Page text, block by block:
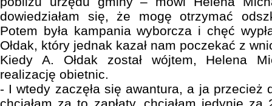
dowiedziałam się, że mogę otrzymać
Potem była kampania wyborcza i chęć
Ołdak, który jednak kazał nam poczekać z
Kiedy A. Ołdak został wójtem, Helena
realizację obietnic.
- I wtedy zaczęła się awantura, a ja przecież